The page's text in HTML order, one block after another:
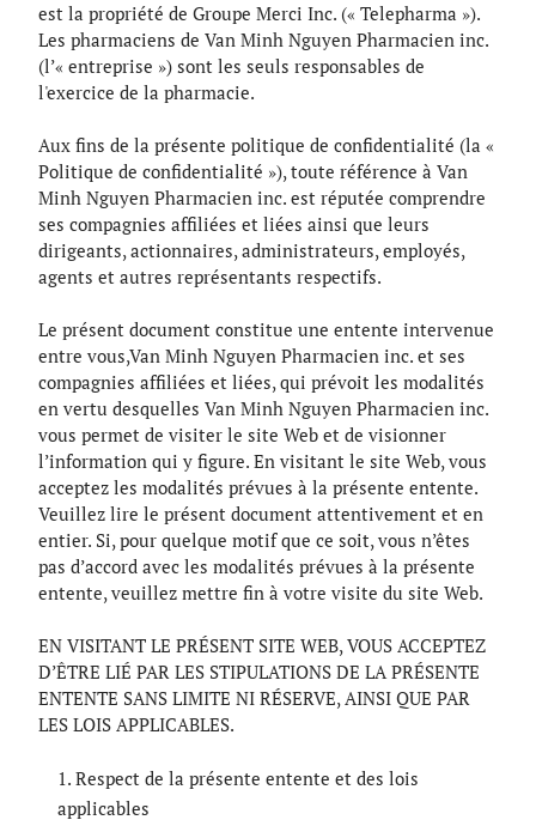
est la propriété de Groupe Merci Inc. (« Telepharma »).
Les pharmaciens de Van Minh Nguyen Pharmacien inc.
(l’« entreprise ») sont les seuls responsables de
l'exercice de la pharmacie.
Aux fins de la présente politique de confidentialité (la «
Politique de confidentialité »), toute référence à Van
Minh Nguyen Pharmacien inc. est réputée comprendre
ses compagnies affiliées et liées ainsi que leurs
dirigeants, actionnaires, administrateurs, employés,
agents et autres représentants respectifs.
Le présent document constitue une entente intervenue
entre vous,Van Minh Nguyen Pharmacien inc. et ses
compagnies affiliées et liées, qui prévoit les modalités
en vertu desquelles Van Minh Nguyen Pharmacien inc.
vous permet de visiter le site Web et de visionner
l’information qui y figure. En visitant le site Web, vous
acceptez les modalités prévues à la présente entente.
Veuillez lire le présent document attentivement et en
entier. Si, pour quelque motif que ce soit, vous n’êtes
pas d’accord avec les modalités prévues à la présente
entente, veuillez mettre fin à votre visite du site Web.
EN VISITANT LE PRÉSENT SITE WEB, VOUS ACCEPTEZ
D’ÊTRE LIÉ PAR LES STIPULATIONS DE LA PRÉSENTE
ENTENTE SANS LIMITE NI RÉSERVE, AINSI QUE PAR
LES LOIS APPLICABLES.
Respect de la présente entente et des lois
applicables